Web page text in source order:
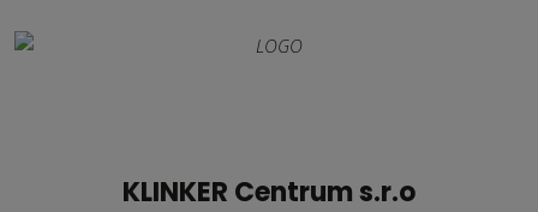
KLINKER Centrum s.r.o